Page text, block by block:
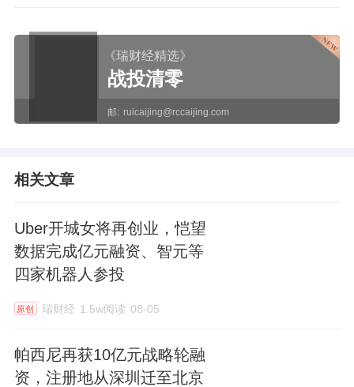
《瑞财经精选》
战投清零
邮: ruicaijing@rccaijing.com
相关文章
Uber开城女将再创业，恺望
数据完成亿元融资、智元等
四家机器人参投
原创 瑞财经 1.5w阅读 08-05
帕西尼再获10亿元战略轮融
资，注册地从深圳迁至北京